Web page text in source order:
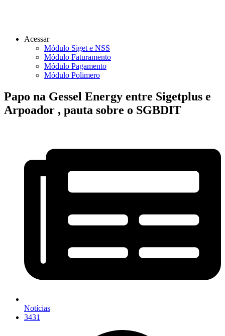
Acessar
Módulo Siget e NSS
Módulo Faturamento
Módulo Pagamento
Módulo Polimero
Papo na Gessel Energy entre Sigetplus e
Arpoador , pauta sobre o SGBDIT
Notícias
3431